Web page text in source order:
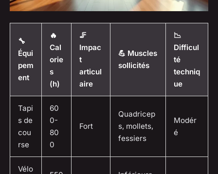
🔧
Équi
pem
ent
🔥
Cal
orie
s
(h)
🦵
Impac
t
articul
aire
💪 Muscles
sollicités
📉
Difficul
té
techniq
ue
Tapi
s de
cou
rse
60
0-
80
0
Fort
Quadricep
s, mollets,
fessiers
Modér
é
Vélo